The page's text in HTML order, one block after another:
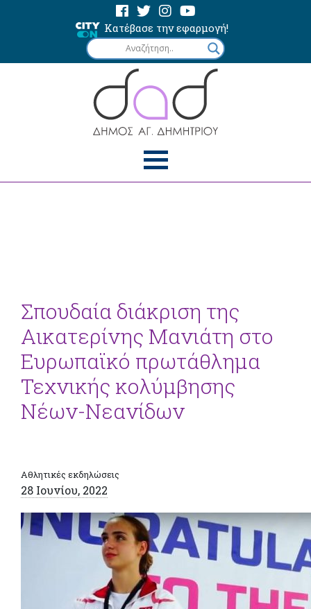
Κατέβασε την εφαρμογή!
Σπουδαία διάκριση της
Αικατερίνης Μανιάτη στο
Ευρωπαϊκό πρωτάθλημα
Τεχνικής κολύμβησης
Νέων-Νεανίδων
Αθλητικές εκδηλώσεις
28 Ιουνίου, 2022